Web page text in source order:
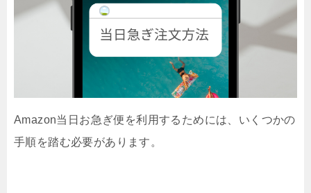
Amazon当日お急ぎ便を利用するためには、いくつかの
手順を踏む必要があります。